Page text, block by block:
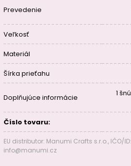
Prevedenie
Veľkosť
Materiál
Šírka prieťahu
Doplňujúce informácie
1
Číslo tovaru:
EU distributor: Manumi Crafts s.r.o., IČO/
info@manumi.cz